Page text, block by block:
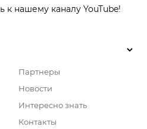
к нашему каналу YouTube!
Партнеры
Новости
Интересно знать
Контакты